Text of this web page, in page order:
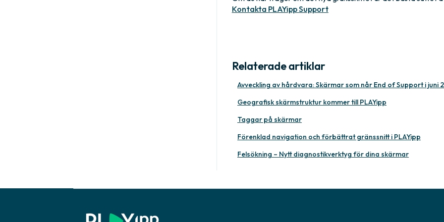
Kontakta PLAYipp Support
Relaterade artiklar
Avveckling av hårdvara: Skärmar som når End of Support i juni
Geografisk skärmstruktur kommer till PLAYipp
Taggar på skärmar
Förenklad navigation och förbättrat gränssnitt i PLAYipp
Felsökning – Nytt diagnostikverktyg för dina skärmar